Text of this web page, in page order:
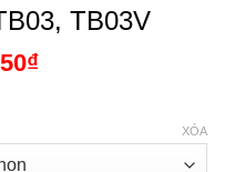
TB03V
₫Khoảng
2.007.850₫
XÓA